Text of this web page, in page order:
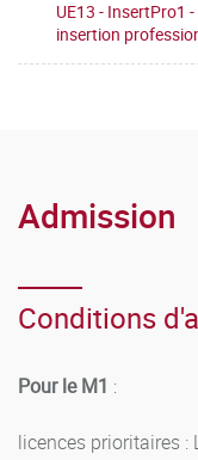
UE13 - InsertPro1
insertion
Admission
Conditions
Pour le M1 :
licences prioritaires :